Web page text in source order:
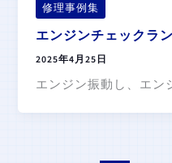
修理事例集
エンジンチェックラ
2025年4月25日
エンジン振動し、エン